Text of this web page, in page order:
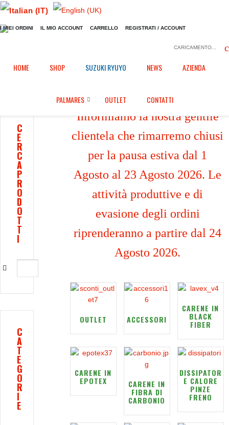
I MIEI ORDINI IL MIO ACCOUNT CARRELLO REGISTRATI / ACCOUNT
CARICAMENTO...
HOME SHOP SUZUKI RYUYO NEWS AZIENDA
PALMARES OUTLET CONTATTI
Home / Shop
Informiamo la nostra gentile
clientela che rimarremo chiusi
per la pausa estiva dal 1
Agosto al 23 Agosto 2026. Le
attività produttive e di
evasione degli ordini
riprenderanno a partire dal 24
Agosto 2026.
OUTLET ACCESSORI
CARENE IN
BLACK
FIBER
CARENE IN
EPOTEX CARENE IN
FIBRA DI
CARBONIO
DISSIPATOR
E CALORE
PINZE
FRENO
C
E
R
C
A
P
R
O
D
O
T
T
I
C
A
T
E
G
O
R
I
E